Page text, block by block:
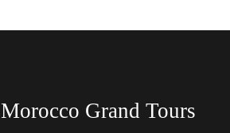
Morocco Grand Tours